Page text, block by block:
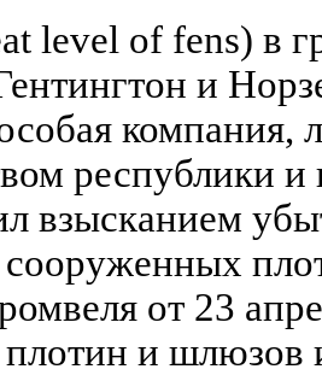
level of fens) в
и
компания,
республики
взысканием
сооруженных
от 23
и шлюзов